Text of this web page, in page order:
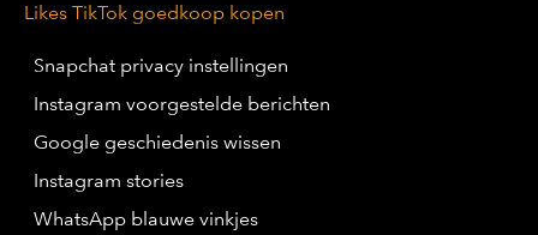
Likes TikTok goedkoop kopen
Snapchat privacy instellingen
Instagram voorgestelde berichten
Google geschiedenis wissen
Instagram stories
WhatsApp blauwe vinkjes